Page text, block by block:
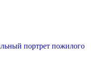
портрет пожилого